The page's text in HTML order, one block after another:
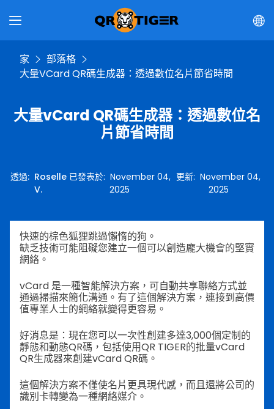
家
部落格
大量vCard QR碼生成器：透過數位名片節省時間
大量vCard QR碼生成器：透過數位名
片節省時間
透過: Roselle
V.
已發表於: November 04,
2025
更新:November 04,
2025
快速的棕色狐狸跳過懶惰的狗。
缺乏技術可能阻礙您建立一個可以創造龐大機會的堅實
網絡。
vCard 是一種智能解決方案，可自動共享聯絡方式並
通過掃描來簡化溝通。有了這個解決方案，連接到高價
值專業人士的網絡就變得更容易。
好消息是：現在您可以一次性創建多達3,000個定制的
靜態和動態QR碼，包括使用QR TIGER的批量vCard
QR生成器來創建vCard QR碼。
這個解決方案不僅使名片更具現代感，而且還將公司的
識別卡轉變為一種網絡媒介。